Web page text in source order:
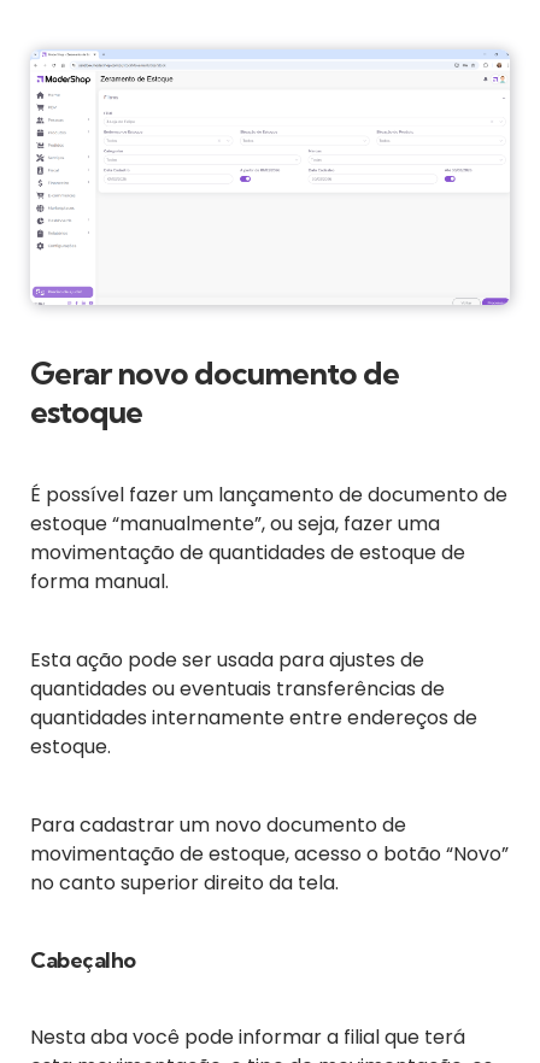
Gerar novo documento de
estoque
É possível fazer um lançamento de documento de
estoque “manualmente”, ou seja, fazer uma
movimentação de quantidades de estoque de
forma manual.
Esta ação pode ser usada para ajustes de
quantidades ou eventuais transferências de
quantidades internamente entre endereços de
estoque.
Para cadastrar um novo documento de
movimentação de estoque, acesso o botão “Novo”
no canto superior direito da tela.
Cabeçalho
Nesta aba você pode informar a filial que terá